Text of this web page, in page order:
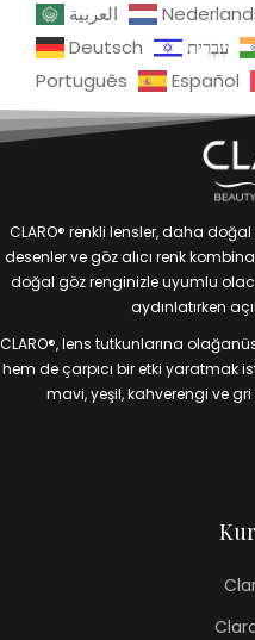
العربية
Deutsch
עִבְרִית
Português
Español
CLARO® renkli lensler, daha
desenler ve göz alıcı renk
doğal göz renginizle uyumlu
aydınlatırken
CLARO®, lens tutkunlarına
hem de çarpıcı bir etki yaratmak
mavi, yeşil, kahverengi ve